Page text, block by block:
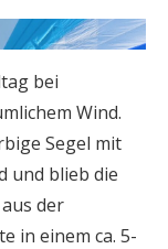
bei
Wind.
Segel mit
und blieb die
der
in einem ca. 5-